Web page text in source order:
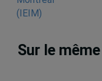
Sur le